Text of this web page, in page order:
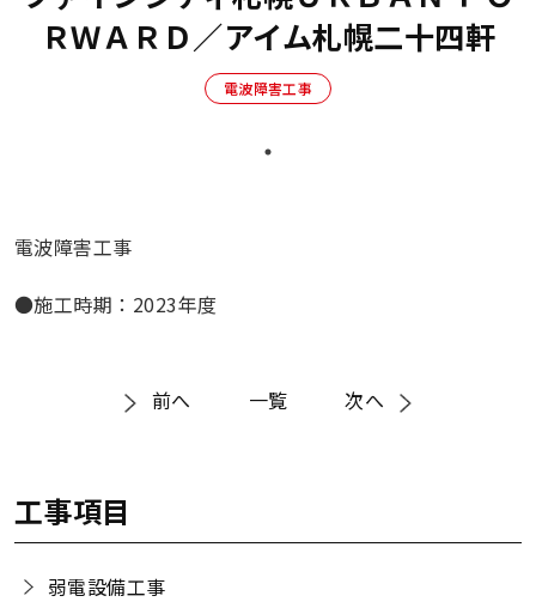
ＲＷＡＲＤ／アイム札幌二十四軒
電波障害工事
電波障害工事
●施工時期：2023年度
前へ 一覧 次へ
工事項目
弱電設備工事